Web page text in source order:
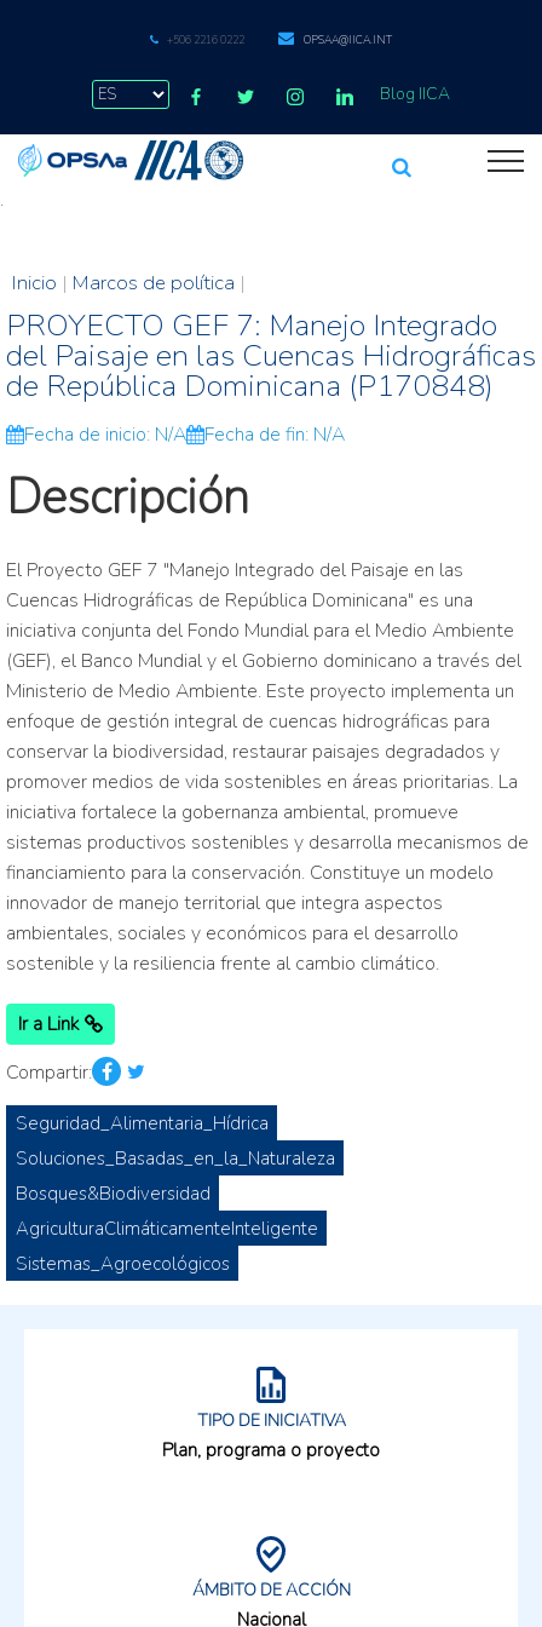
+506 2216 0222 OPSAA@IICA.INT
Blog IICA
.
Inicio | Marcos de política |
PROYECTO GEF 7: Manejo Integrado
del Paisaje en las Cuencas Hidrográficas
de República Dominicana (P170848)
Fecha de inicio: N/A Fecha de fin: N/A
Descripción
El Proyecto GEF 7 "Manejo Integrado del Paisaje en las
Cuencas Hidrográficas de República Dominicana" es una
iniciativa conjunta del Fondo Mundial para el Medio Ambiente
(GEF), el Banco Mundial y el Gobierno dominicano a través del
Ministerio de Medio Ambiente. Este proyecto implementa un
enfoque de gestión integral de cuencas hidrográficas para
conservar la biodiversidad, restaurar paisajes degradados y
promover medios de vida sostenibles en áreas prioritarias. La
iniciativa fortalece la gobernanza ambiental, promueve
sistemas productivos sostenibles y desarrolla mecanismos de
financiamiento para la conservación. Constituye un modelo
innovador de manejo territorial que integra aspectos
ambientales, sociales y económicos para el desarrollo
sostenible y la resiliencia frente al cambio climático.
Ir a Link
Compartir:
Seguridad_Alimentaria_Hídrica
Soluciones_Basadas_en_la_Naturaleza
Bosques&Biodiversidad
AgriculturaClimáticamenteInteligente
Sistemas_Agroecológicos
TIPO DE INICIATIVA
Plan, programa o proyecto
ÁMBITO DE ACCIÓN
Nacional